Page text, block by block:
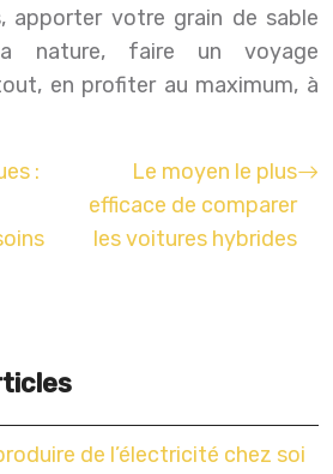
apporter votre grain de sable
nature, faire un voyage
en profiter au maximum, à
:
Le moyen le plus
efficace de comparer
les voitures hybrides
de l’électricité chez soi